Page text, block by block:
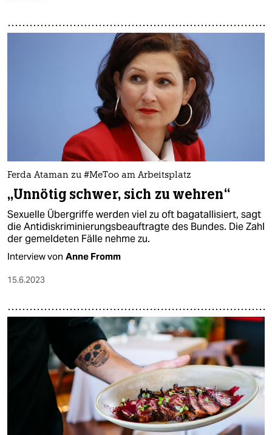
Ferda Ataman zu #MeToo am Arbeitsplatz
„Unnötig schwer, sich zu wehren“
Sexuelle Übergriffe werden viel zu oft bagatallisiert, sagt
die Antidiskriminierungsbeauftragte des Bundes. Die Zahl
der gemeldeten Fälle nehme zu.
Interview von Anne Fromm
15.6.2023